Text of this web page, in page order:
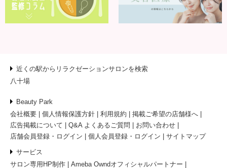
近くの駅からリラクゼーションサロンを検索
八十場
Beauty Park
会社概要
個人情報保護方針 利用規約
掲載ご希望の店舗様へ
広告掲載について
Q&A よくあるご質問
お問い合わせ
店舗会員登録・ログイン
個人会員登録・ログイン サイトマップ
サービス
サロン専用HP制作
Ameba Owndオフィシャルパートナー